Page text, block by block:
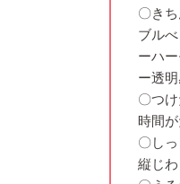
〇き
ブル
ーハ
ー透
〇つ
時間
〇し
縦じわ